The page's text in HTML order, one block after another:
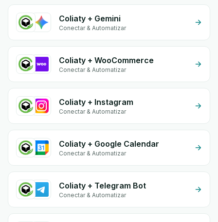
Coliaty + Gemini
Conectar & Automatizar
Coliaty + WooCommerce
Conectar & Automatizar
Coliaty + Instagram
Conectar & Automatizar
Coliaty + Google Calendar
Conectar & Automatizar
Coliaty + Telegram Bot
Conectar & Automatizar